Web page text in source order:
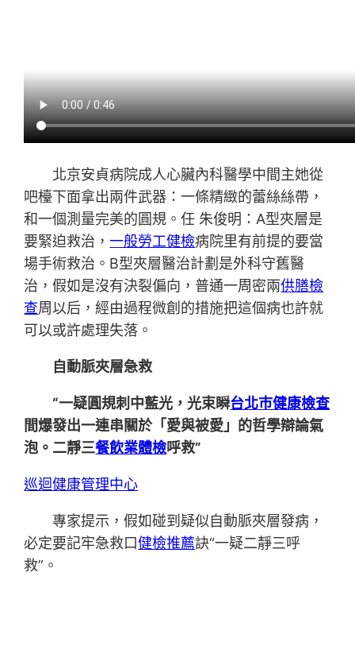
北京安貞病院成人心臟內科醫學中間主她從
吧檯下面拿出兩件武器：一條精緻的蕾絲絲帶，
和一個測量完美的圓規。任 朱俊明：A型夾層是
要緊迫救治，一般勞工健檢病院里有前提的要當
場手術救治。B型夾層醫治計劃是外科守舊醫
治，假如是沒有決裂偏向，普通一周密兩供膳檢
查周以后，經由過程微創的措施把這個病也許就
可以或許處理失落。
自動脈夾層急救
“一疑圓規刺中藍光，光束瞬台北巿健康檢查
間爆發出一連串關於「愛與被愛」的哲學辯論氣
泡。二靜三餐飲業體檢呼救”
巡迴健康管理中心
專家提示，假如碰到疑似自動脈夾層發病，
必定要記牢急救口健檢推薦訣“一疑二靜三呼
救”。